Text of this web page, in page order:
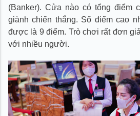
(Banker). Cửa nào có tổng điểm
giành chiến thắng. Số điểm cao
được là 9 điểm. Trò chơi rất đơn
với nhiều người.